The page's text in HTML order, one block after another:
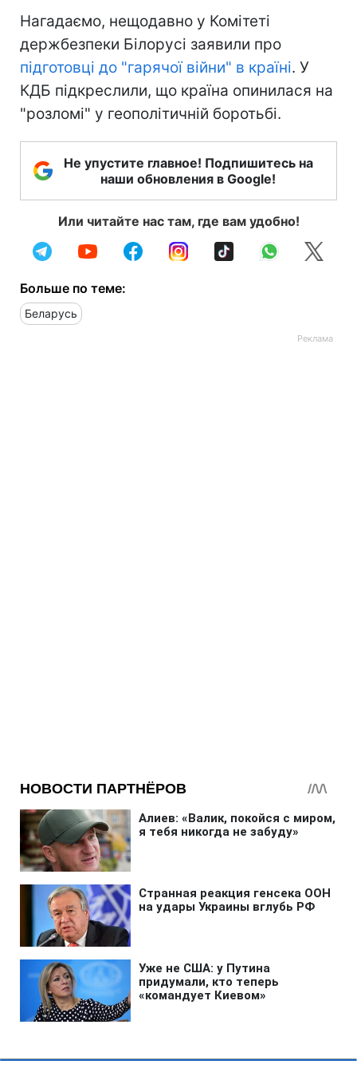
Нагадаємо, нещодавно у Комітеті
держбезпеки Білорусі заявили про
підготовці до "гарячої війни" в країні. У
КДБ підкреслили, що країна опинилася на
"розломі" у геополітичній боротьбі.
Не упустите главное! Подпишитесь на
наши обновления в Google!
Или читайте нас там, где вам удобно!
Больше по теме:
Беларусь